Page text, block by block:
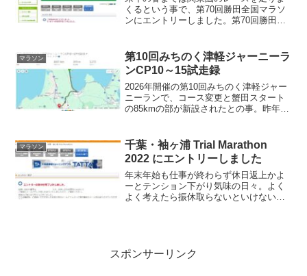
くるという事で、第70回勝田全国マラソ
ンにエントリーしました。第70回勝田全
迎えます！沿道の応援・ボランティアの
温かいおもてなしが...
マラソン
第10回みちのく津軽ジャーニーラ
ンCP10～15試走録
2026年開催の第10回みちのく津軽ジャー
ニーランで、コース変更と蟹田スタート
の85kmの部が新設されたとの事。昨年同
不明だけど新コースがどんな感じか知ら
ないとコース...
マラソン
千葉・袖ヶ浦 Trial Marathon
2022 にエントリーしました
年末年始も仕事が終わらず休日返上かよ
ーとテンション下がり気味の日々。よく
よく考えたら振休取らないといけないし
スポンサーリンク